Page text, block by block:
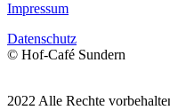
Impressum
Datenschutz
© Hof-Café Sundern
2022 Alle Rechte